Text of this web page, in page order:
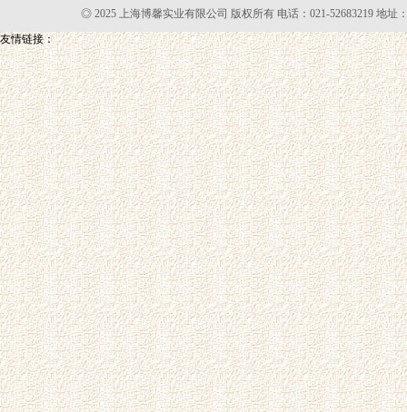
◎ 2025 上海博馨实业有限公司 版权所有 电话：021-52683219 地
友情链接：